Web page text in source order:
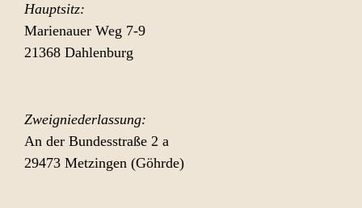
Hauptsitz:
Marienauer Weg 7-9
21368 Dahlenburg
Zweigniederlassung:
An der Bundesstraße 2 a
29473 Metzingen (Göhrde)